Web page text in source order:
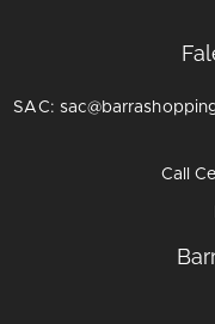
SAC:
Call